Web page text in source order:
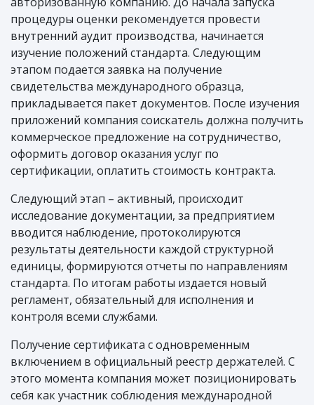
процедуры оценки рекомендуется провести
внутренний аудит производства, начинается
изучение положений стандарта. Следующим
этапом подается заявка на получение
свидетельства международного образца,
прикладывается пакет документов. После изучения
приложений компания соискатель должна получить
коммерческое предложение на сотрудничество,
оформить договор оказания услуг по
сертификации, оплатить стоимость контракта.
Следующий этап – активный, происходит
исследование документации, за предприятием
вводится наблюдение, протоколируются
результаты деятельности каждой структурной
единицы, формируются отчеты по направлениям
стандарта. По итогам работы издается новый
регламент, обязательный для исполнения и
контроля всеми службами.
Получение сертификата с одновременным
включением в официальный реестр держателей. С
этого момента компания может позиционировать
себя как участник соблюдения международной